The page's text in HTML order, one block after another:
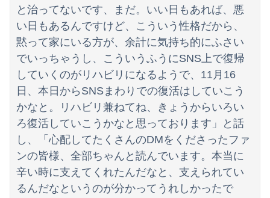
と治ってないです、まだ。いい日もあれば、悪
い日もあるんですけど、こういう性格だから、
黙って家にいる方が、余計に気持ち的にふさい
でいっちゃうし、こういうふうにSNS上で復帰
していくのがリハビリになるようで、11月16
日、本日からSNSまわりでの復活はしていこう
かなと。リハビリ兼ねてね、きょうからいろい
ろ復活していこうかなと思っております」と話
し、「心配してたくさんのDMをくださったファ
ンの皆様、全部ちゃんと読んでいます。本当に
辛い時に支えてくれたんだなと、支えられてい
るんだなというのが分かってうれしかったで